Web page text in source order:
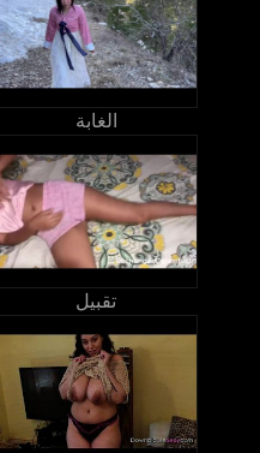
الغابة
تقبيل